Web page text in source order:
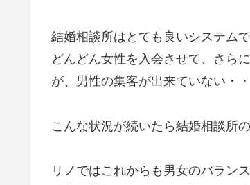
結婚相談所はとても良いシステム
どんどん女性を入会させて、さら
が、男性の集客が出来ていない・・
こんな状況が続いたら結婚相談所
リノではこれからも男女のバラン